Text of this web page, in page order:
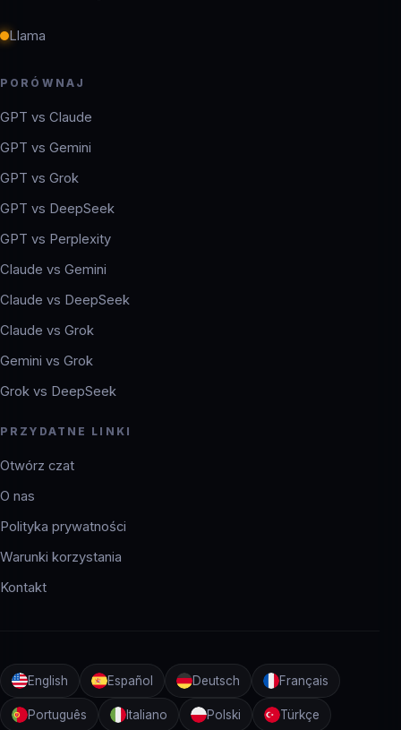
Llama
PORÓWNAJ
GPT vs Claude
GPT vs Gemini
GPT vs Grok
GPT vs DeepSeek
GPT vs Perplexity
Claude vs Gemini
Claude vs DeepSeek
Claude vs Grok
Gemini vs Grok
Grok vs DeepSeek
PRZYDATNE LINKI
Otwórz czat
O nas
Polityka prywatności
Warunki korzystania
Kontakt
English Español Deutsch Français
Português Italiano Polski Türkçe